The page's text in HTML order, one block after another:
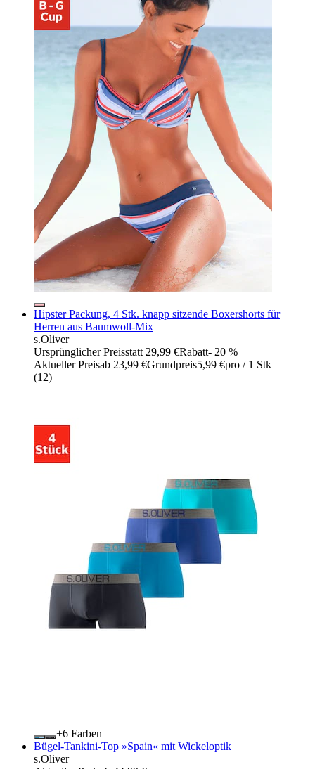
Hipster Packung, 4 Stk. knapp sitzende Boxershorts für
Herren aus Baumwoll-Mix
s.Oliver
Ursprünglicher Preisstatt 29,99 €Rabatt- 20 %
Aktueller Preisab 23,99 €Grundpreis5,99 €pro / 1 Stk
(12)
+
Farben
Bügel-Tankini-Top »Spain« mit Wickeloptik
s.Oliver